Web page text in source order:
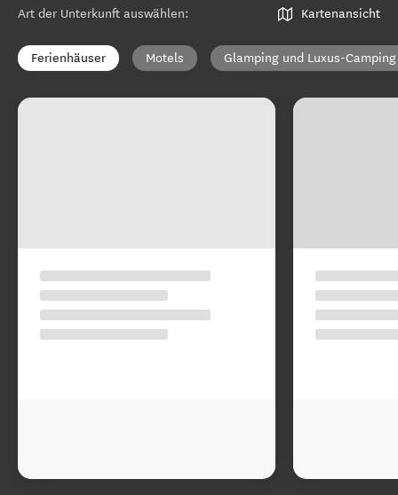
Art der Unterkunft auswählen: Kartenansicht
Ferienhäuser Motels Glamping und Luxus-Camping